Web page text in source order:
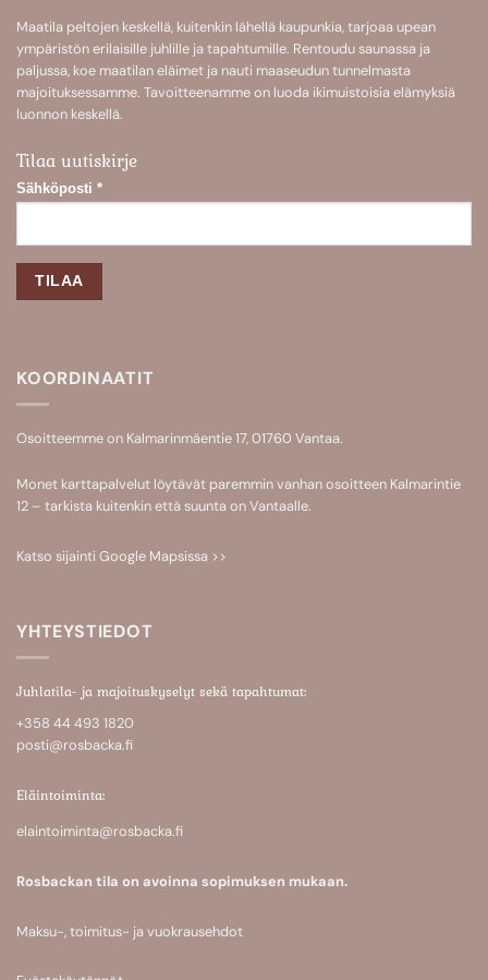
Maatila peltojen keskellä, kuitenkin lähellä kaupunkia, tarjoaa upean
ympäristön erilaisille juhlille ja tapahtumille. Rentoudu saunassa ja
paljussa, koe maatilan eläimet ja nauti maaseudun tunnelmasta
majoituksessamme. Tavoitteenamme on luoda ikimuistoisia elämyksiä
luonnon keskellä.
Tilaa uutiskirje
Sähköposti *
KOORDINAATIT
Osoitteemme on Kalmarinmäentie 17, 01760 Vantaa.
Monet karttapalvelut löytävät paremmin vanhan osoitteen Kalmarintie
12 – tarkista kuitenkin että suunta on Vantaalle.
Katso sijainti Google Mapsissa >>
YHTEYSTIEDOT
Juhlatila- ja majoituskyselyt sekä tapahtumat:
+358 44 493 1820
posti@rosbacka.fi
Eläintoiminta:
elaintoiminta@rosbacka.fi
Rosbackan tila on avoinna sopimuksen mukaan.
Maksu-, toimitus- ja vuokrausehdot